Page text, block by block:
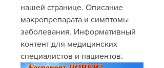
нашей странице. Описание
макропрепарата и симптомы
заболевания. Информативный
контент для медицинских
специалистов и пациентов.